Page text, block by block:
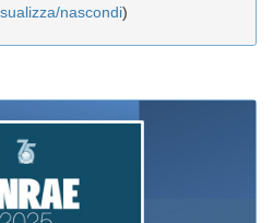
nascondi)